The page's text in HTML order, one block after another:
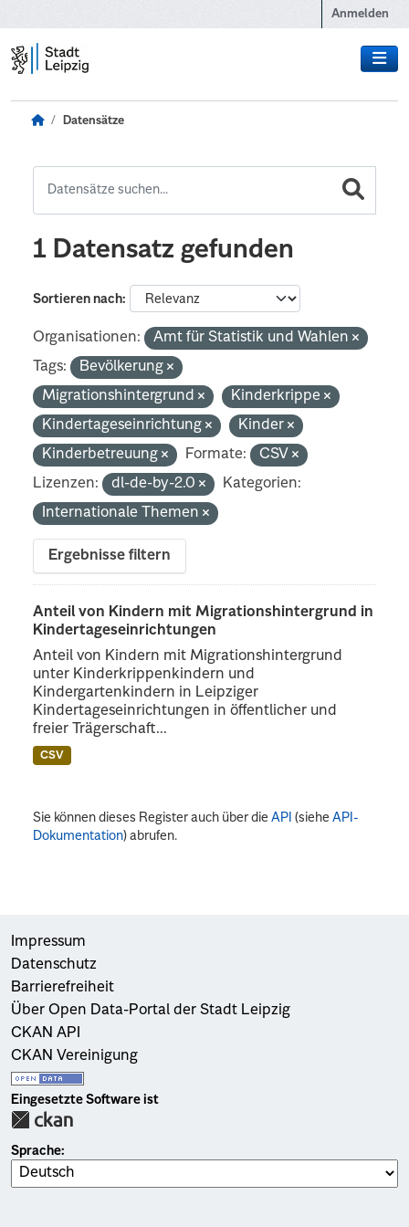
Anmelden
Datensätze
1 Datensatz gefunden
Sortieren nach
Organisationen:
Amt für Statistik und Wahlen
Tags:
Bevölkerung
Migrationshintergrund
Kinderkrippe
Kindertageseinrichtung
Kinder
Kinderbetreuung
Formate:
CSV
Lizenzen:
dl-de-by-2.0
Kategorien:
Internationale Themen
Ergebnisse filtern
Anteil von Kindern mit Migrationshintergrund in
Kindertageseinrichtungen
Anteil von Kindern mit Migrationshintergrund
unter Kinderkrippenkindern und
Kindergartenkindern in Leipziger
Kindertageseinrichtungen in öffentlicher und
freier Trägerschaft...
CSV
Sie können dieses Register auch über dieAPI (sieheAPI-
Dokumentation) abrufen.
Impressum
Datenschutz
Barrierefreiheit
Über Open Data-Portal der Stadt Leipzig
CKAN API
CKAN Vereinigung
Eingesetzte Software ist
Sprache